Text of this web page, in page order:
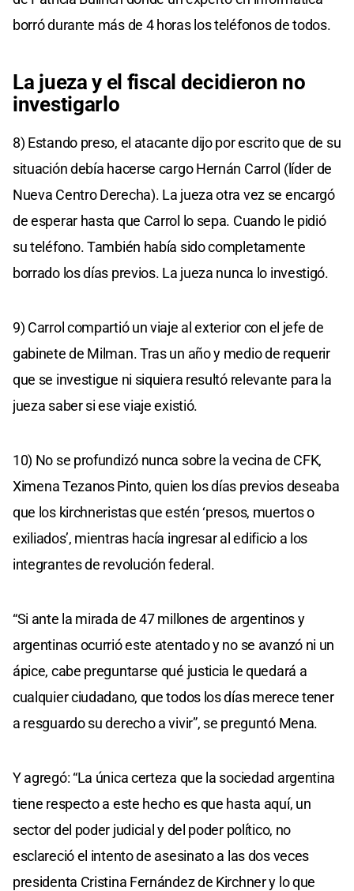
borró durante más de 4 horas los teléfonos de todos.
La jueza y el fiscal decidieron no
investigarlo
8) Estando preso, el atacante dijo por escrito que de su
situación debía hacerse cargo Hernán Carrol (líder de
Nueva Centro Derecha). La jueza otra vez se encargó
de esperar hasta que Carrol lo sepa. Cuando le pidió
su teléfono. También había sido completamente
borrado los días previos. La jueza nunca lo investigó.
9) Carrol compartió un viaje al exterior con el jefe de
gabinete de Milman. Tras un año y medio de requerir
que se investigue ni siquiera resultó relevante para la
jueza saber si ese viaje existió.
10) No se profundizó nunca sobre la vecina de CFK,
Ximena Tezanos Pinto, quien los días previos deseaba
que los kirchneristas que estén ‘presos, muertos o
exiliados’, mientras hacía ingresar al edificio a los
integrantes de revolución federal.
“Si ante la mirada de 47 millones de argentinos y
argentinas ocurrió este atentado y no se avanzó ni un
ápice, cabe preguntarse qué justicia le quedará a
cualquier ciudadano, que todos los días merece tener
a resguardo su derecho a vivir”, se preguntó Mena.
Y agregó: “La única certeza que la sociedad argentina
tiene respecto a este hecho es que hasta aquí, un
sector del poder judicial y del poder político, no
esclareció el intento de asesinato a las dos veces
presidenta Cristina Fernández de Kirchner y lo que